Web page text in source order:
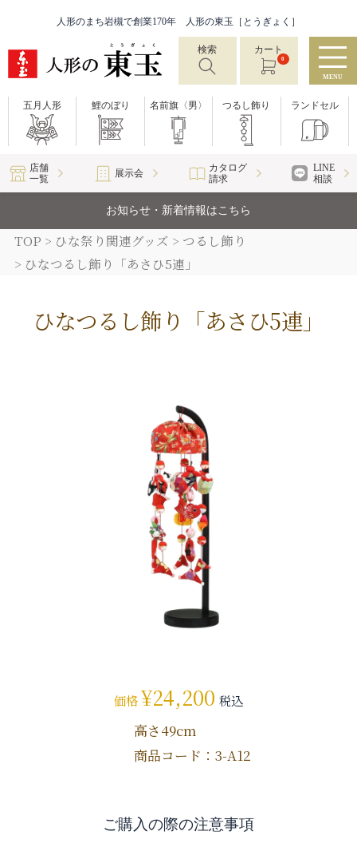
人形のまち岩槻で創業170年 人形の東玉［とうぎょく］
検索 カート
0
MENU
五月人形 鯉のぼり 名前旗〈男〉 つるし飾り ランドセル
店舗
一覧
展示会
カタログ
請求
LINE
相談
お知らせ・新着情報はこちら
TOP ひな祭り関連グッズ
つるし飾り
ひなつるし飾り「あさひ5連」
ひなつるし飾り「あさひ5連」
価格 ¥24,200 税込
高さ49cm
商品コード：3-A12
ご購入の際の注意事項